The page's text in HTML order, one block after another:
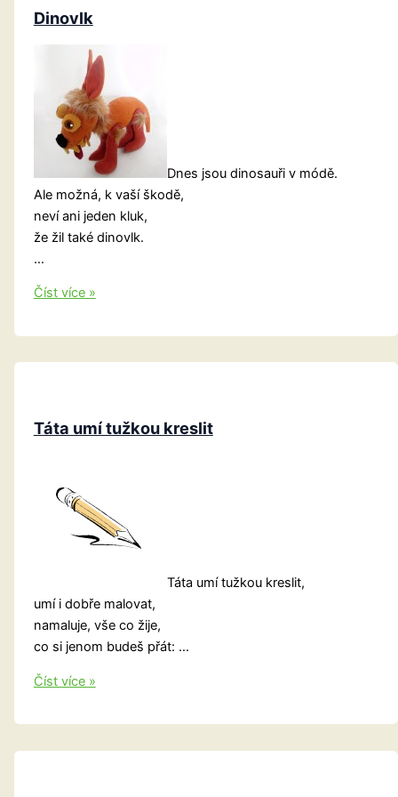
Dinovlk
Dnes jsou dinosauři v módě.
Ale možná, k vaší škodě,
neví ani jeden kluk,
že žil také dinovlk.
…
Dinovlk
Číst více »
Táta umí tužkou kreslit
Táta umí tužkou kreslit,
umí i dobře malovat,
namaluje, vše co žije,
co si jenom budeš přát: …
Táta
tužkou
Číst více »